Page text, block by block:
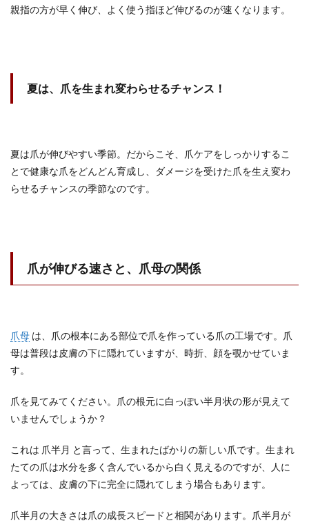
親指の方が早く伸び、よく使う指ほど伸びるのが速くなります。
夏は、爪を生まれ変わらせるチャンス！
夏は爪が伸びやすい季節。だからこそ、爪ケアをしっかりするこ
とで健康な爪をどんどん育成し、ダメージを受けた爪を生え変わ
らせるチャンスの季節なのです。
爪が伸びる速さと、爪母の関係
爪母 は、爪の根本にある部位で爪を作っている爪の工場です。爪
母は普段は皮膚の下に隠れていますが、時折、顔を覗かせていま
す。
爪を見てみてください。爪の根元に白っぽい半月状の形が見えて
いませんでしょうか？
これは 爪半月 と言って、生まれたばかりの新しい爪です。生まれ
たての爪は水分を多く含んでいるから白く見えるのですが、人に
よっては、皮膚の下に完全に隠れてしまう場合もあります。
爪半月の大きさは爪の成長スピードと相関があります。爪半月が